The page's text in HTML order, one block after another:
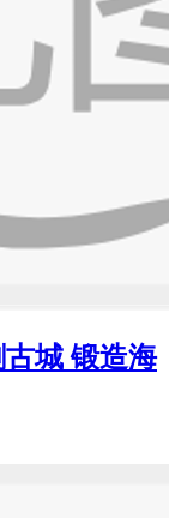
城 锻造海